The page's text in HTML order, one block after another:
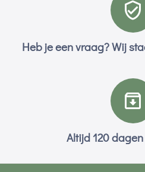
Heb je een vraag? Wij
Altijd 120